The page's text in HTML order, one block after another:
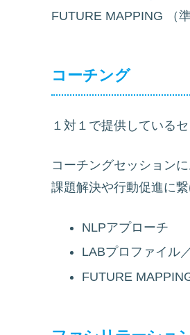
FUTURE MAPPING （準
コーチング
１対１で提供しているセ
コーチングセッション
課題解決や行動促進に繋
NLPアプローチ
LABプロファイル
FUTURE